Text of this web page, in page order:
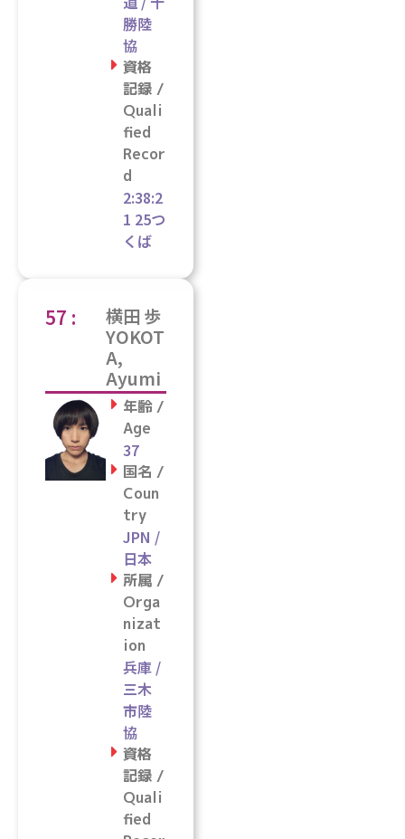
勝陸
協
資格
記録 /
Quali
fied
Recor
d
2:38:2
1 25つ
くば
57 :
横田 歩
YOKOT
A,
Ayumi
年齢 /
Age
37
国名 /
Coun
try
JPN /
日本
所属 /
Orga
nizat
ion
兵庫 /
三木
市陸
協
資格
記録 /
Quali
fied